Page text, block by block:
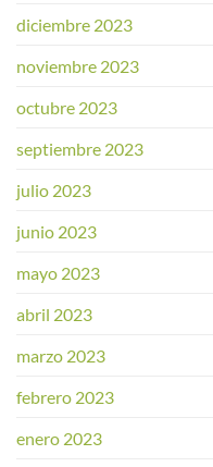
diciembre 2023
noviembre 2023
octubre 2023
septiembre 2023
julio 2023
junio 2023
mayo 2023
abril 2023
marzo 2023
febrero 2023
enero 2023